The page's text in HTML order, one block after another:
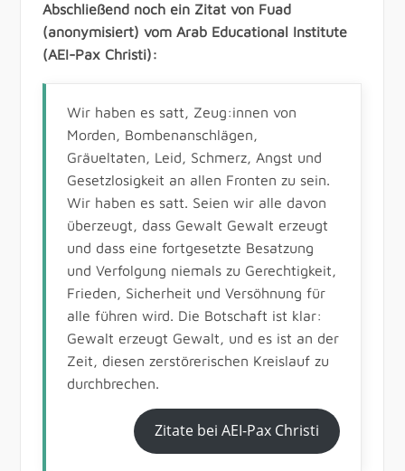
Abschließend noch ein Zitat von Fuad
(anonymisiert) vom Arab Educational Institute
(AEI-Pax Christi):
Wir haben es satt, Zeug:innen von
Morden, Bombenanschlägen,
Gräueltaten, Leid, Schmerz, Angst und
Gesetzlosigkeit an allen Fronten zu sein.
Wir haben es satt. Seien wir alle davon
überzeugt, dass Gewalt Gewalt erzeugt
und dass eine fortgesetzte Besatzung
und Verfolgung niemals zu Gerechtigkeit,
Frieden, Sicherheit und Versöhnung für
alle führen wird. Die Botschaft ist klar:
Gewalt erzeugt Gewalt, und es ist an der
Zeit, diesen zerstörerischen Kreislauf zu
durchbrechen.
Zitate bei AEI-Pax Christi